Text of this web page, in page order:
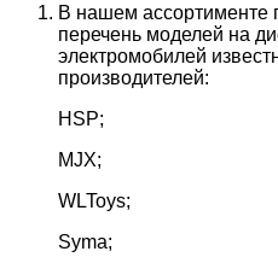
В нашем ассортименте
перечень моделей на
электромобилей
производителей:
HSP;
MJX;
WLToys;
Syma;